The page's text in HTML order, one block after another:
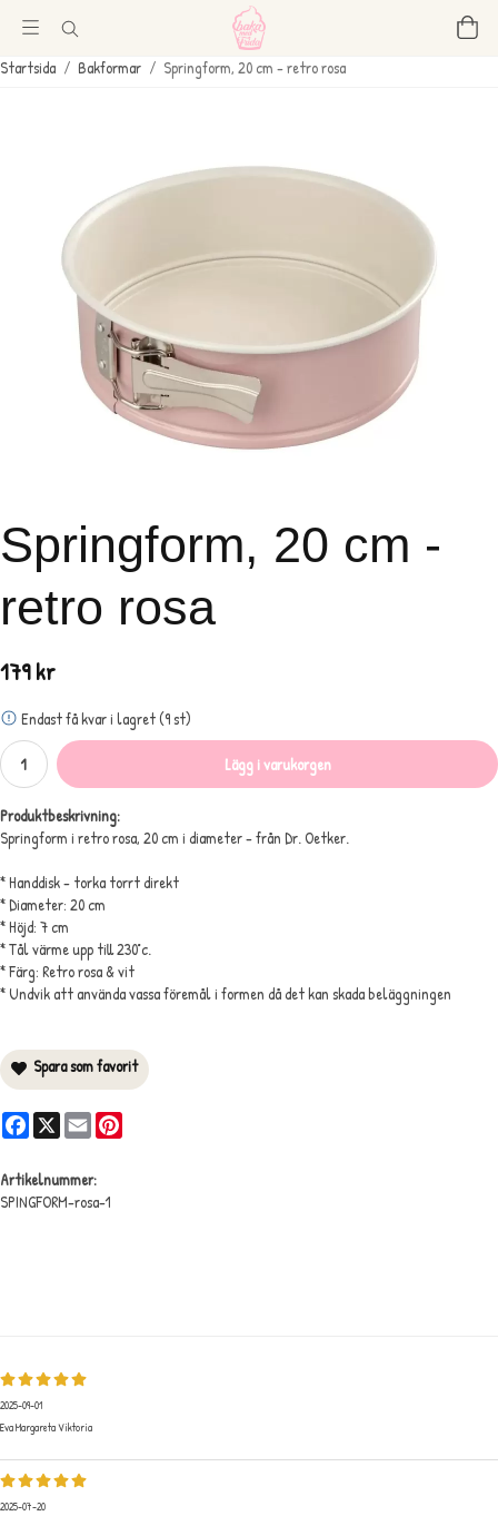
Startsida / Bakformar / Springform, 20 cm - retro rosa
Springform, 20 cm -
retro rosa
179 kr
Endast få kvar i lagret (9 st)
Lägg i varukorgen
Produktbeskrivning:
Springform i retro rosa, 20 cm i diameter - från Dr. Oetker.
* Handdisk - torka torrt direkt
* Diameter: 20 cm
* Höjd: 7 cm
* Tål värme upp till 230°c.
* Färg: Retro rosa & vit
* Undvik att använda vassa föremål i formen då det kan skada beläggningen
Spara som favorit
Facebook
X Email
Artikelnummer:
SPINGFORM-rosa-1
2025-09-01
Eva Margareta Viktoria
2025-07-20